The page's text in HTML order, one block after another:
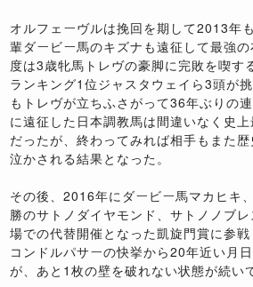
オルフェーヴルは挽回を期して2013年
輩ダービー馬のキズナも遠征して最強
度は3歳牝馬トレヴの豪脚に完敗を喫す
ランキング1位ジャスタウェイら3頭が
もトレヴが立ちふさがって36年ぶりの
に遠征した日本調教馬は間違いなく史
だったが、終わってみれば相手もまた
泣かされる結果となった。
その後、2016年にダービー馬マカヒキ
勝のサトノダイヤモンド、サトノノブ
場での代替開催となった凱旋門賞に参
コンドルパサーの快挙から20年近い月
が、あと1枚の壁を破れない状態が続い